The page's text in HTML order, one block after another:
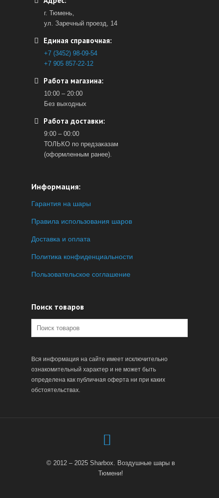
г. Тюмень,
ул. Заречный проезд, 14
Единая справочная:
+7 (3452) 98-09-54
+7 905 857-22-12
Работа магазина:
10:00 – 20:00
Без выходных
Работа доставки:
9:00 – 00:00
ТОЛЬКО по предзаказам
(оформленным ранее).
Информация:
Гарантия на шары
Правила использования шаров
Доставка и оплата
Политика конфиденциальности
Пользовательское соглашение
Поиск товаров
Вся информация на сайте имеет исключительно
ознакомительный характер и не может быть
определена как публичная оферта ни при каких
обстоятельствах.
© 2012 – 2025 Sharbox. Воздушные шары в
Тюмени!